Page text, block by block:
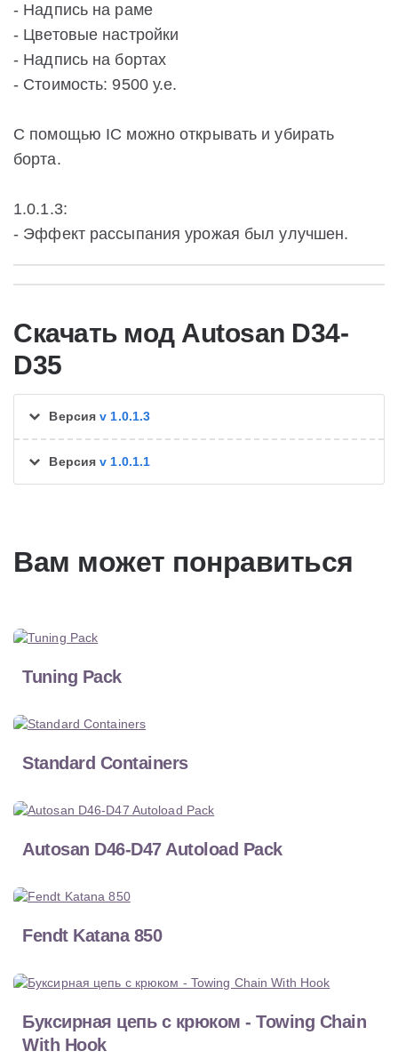
- Надпись на раме
- Цветовые настройки
- Надпись на бортах
- Стоимость: 9500 у.е.
С помощью IC можно открывать и убирать
борта.
1.0.1.3:
- Эффект рассыпания урожая был улучшен.
Скачать мод Autosan D34-
D35
Версияv 1.0.1.3
Версияv 1.0.1.1
Вам может понравиться
Tuning Pack
Standard Containers
Autosan D46-D47 Autoload Pack
Fendt Katana 850
Буксирная цепь с крюком - Towing Chain
With Hook